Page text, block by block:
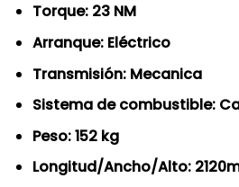
Torque: 23 NM
Arranque: Eléctrico
Transmisión: Mecanica
Sistema de combustible:
Peso: 152 kg
Longitud/Ancho/Alto: